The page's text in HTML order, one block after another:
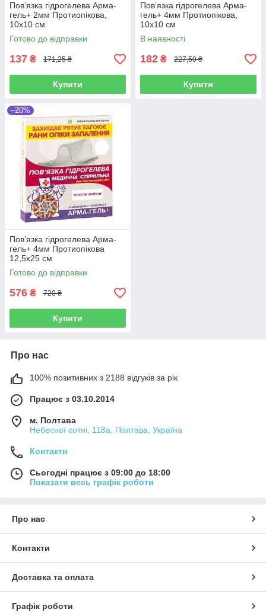
Пов’язка гідрогелева Арма-
гель+ 2мм Протиопікова,
10х10 см
Готово до відправки
137 ₴ 171,25 ₴
Купити
Пов’язка гідрогелева Арма-
гель+ 4мм Протиопікова,
10х10 см
В наявності
182 ₴ 227,50 ₴
Купити
–20%
Пов’язка гідрогелева Арма-
гель+ 4мм Протиопікова
12,5х25 см
Готово до відправки
576 ₴ 720 ₴
Купити
Про нас
100% позитивних з 2188 відгуків за рік
Працює з 03.10.2014
м. Полтава
Небесної сотні, 118а, Полтава, Україна
Контакти
Сьогодні працює з 09:00 до 18:00
Показати весь графік роботи
Про нас
Контакти
Доставка та оплата
Графік роботи